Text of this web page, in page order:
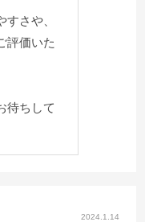
さや、
評価いた
待ちして
2024.1.14